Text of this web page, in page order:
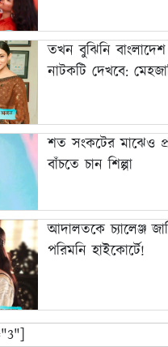
তখন বুঝিনি
নাটকটি দেখবে:
শত সংকটের মাঝেও
বাঁচতে চান শিল্পা
আদালতকে চ্যালেঞ্জ
পরিমনি হাইকোর্টে!